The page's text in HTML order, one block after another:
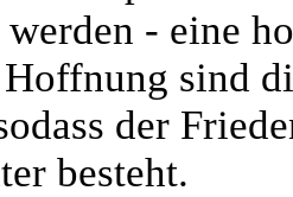
werden - eine
sind
der
besteht.